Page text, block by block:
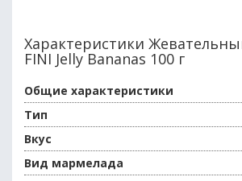
Характеристики
FINI Jelly Bananas 100 г
Общие характеристики
Тип
Вкус
Вид мармелада